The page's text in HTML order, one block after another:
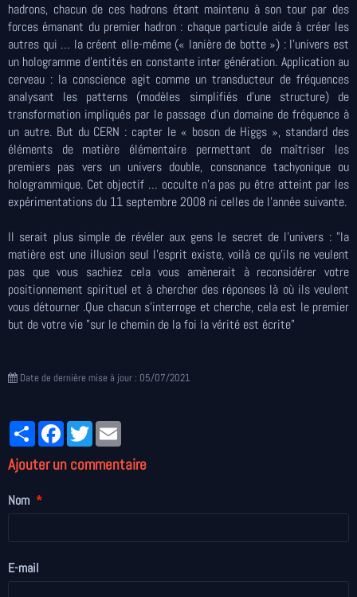
hadrons, chacun de ces hadrons étant maintenu à son tour par des
forces émanant du premier hadron : chaque particule aide à créer les
autres qui … la créent elle-même (« lanière de botte ») : l’univers est
un hologramme d’entités en constante inter génération. Application au
cerveau : la conscience agit comme un transducteur de fréquences
analysant les patterns (modèles simplifiés d’une structure) de
transformation impliqués par le passage d’un domaine de fréquence à
un autre. But du CERN : capter le « boson de Higgs », standard des
éléments de matière élémentaire permettant de maîtriser les
premiers pas vers un univers double, consonance tachyonique ou
hologrammique. Cet objectif … occulte n’a pas pu être atteint par les
expérimentations du 11 septembre 2008 ni celles de l’année suivante.
Il serait plus simple de révéler aux gens le secret de l'univers : "la
matière est une illusion seul l'esprit existe, voilà ce qu’ils ne veulent
pas que vous sachiez cela vous amènerait à reconsidérer votre
positionnement spirituel et à chercher des réponses là où ils veulent
vous détourner .Que chacun s'interroge et cherche, cela est le premier
but de votre vie "sur le chemin de la foi la vérité est écrite"
Date de dernière mise à jour : 05/07/2021
PartagerFacebookTwitter
Ajouter un commentaire
Nom
E-mail